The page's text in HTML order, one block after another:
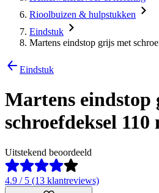
Rioolbuizen & hulpstukken
Eindstuk
Martens eindstop grijs met
Eindstuk
Martens eindstop
schroefdeksel 110
Uitstekend beoordeeld
4.9 / 5 (13 klantreviews)